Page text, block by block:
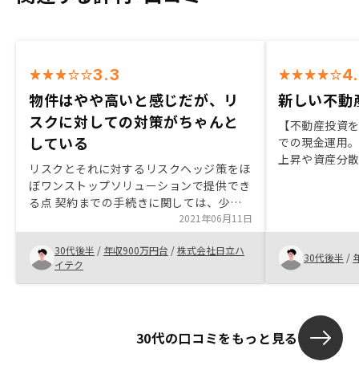
3.3
物件はやや高いと感じだが、リ
スクに対しての対策がちゃんと
している
リスクとそれに対するリスクヘッジ策をほ
ぼワンストップソリューションで提供でき
る点 契約までの手続きに関しては、少々
バタバタであったがサポート含め丁寧な対
応であった諸刃の剣かもしれないが、物件
の費用が周辺相場より多少高いという部分
を敢えて透明にした上で、それ故に提供で
きる付加価値を前面に押し出すスタイルの
値があるサービスであるかどうかが悩んだ
2021年06月11日
30代後半 / 年収900万円台 /株式会社日立ハ
イテク
新しい不動
【不動産投資
での現金運用
上昇や資産分
不動産投資の
最後は駆け込
てはやや不信
30代後半 /
30代の口コミをもっと見る